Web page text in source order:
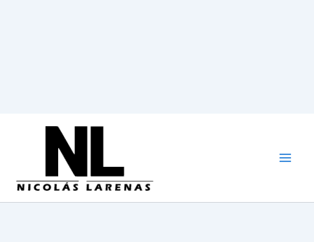
содержимому